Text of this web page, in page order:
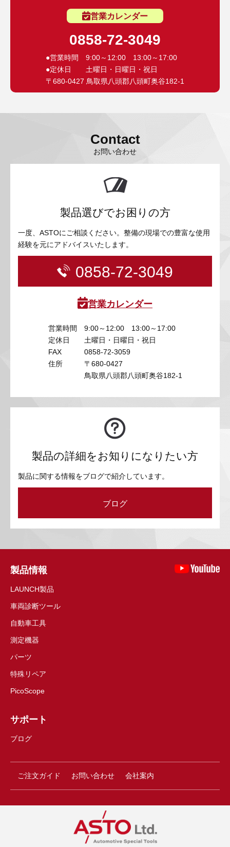
営業カレンダー
0858-72-3049
●営業時間 9:00～12:00 13:00～17:00
●定休日 土曜日・日曜日・祝日
〒680-0427 鳥取県八頭郡八頭町奥谷182-1
Contact
お問い合わせ
製品選びでお困りの方
一度、ASTOにご相談ください。整備の現場での豊富な使用
経験を元にアドバイスいたします。
0858-72-3049
営業カレンダー
営業時間
9:00～12:00 13:00～17:00
定休日
土曜日・日曜日・祝日
FAX
0858-72-3059
住所
〒680-0427
鳥取県八頭郡八頭町奥谷182-1
製品の詳細をお知りになりたい方
製品に関する情報をブログで紹介しています。
ブログ
製品情報
LAUNCH製品
車両診断ツール
自動車工具
測定機器
パーツ
特殊リペア
PicoScope
サポート
ブログ
ご注文ガイド お問い合わせ 会社案内